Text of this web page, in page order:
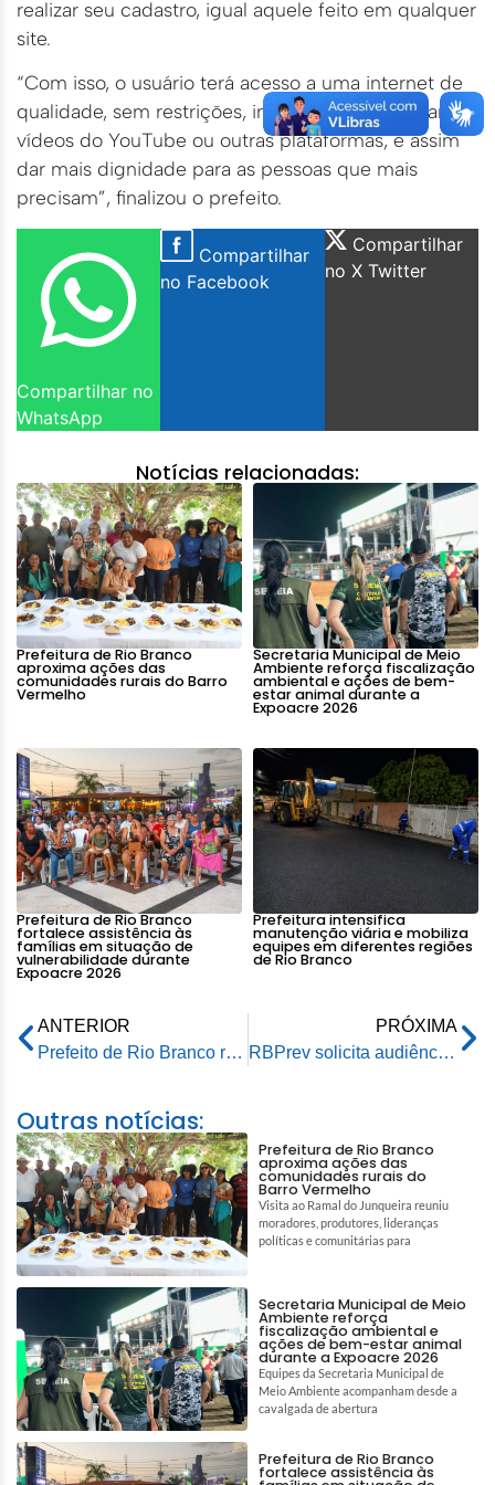
realizar seu cadastro, igual aquele feito em qualquer
site.
“Com isso, o usuário terá acesso a uma internet de
qualidade, sem restrições, inclusive para acessar
vídeos do YouTube ou outras plataformas, e assim
dar mais dignidade para as pessoas que mais
precisam”, finalizou o prefeito.
Compartilhar no
WhatsApp
Compartilhar
no Facebook
Compartilhar
no X Twitter
Notícias relacionadas:
Prefeitura de Rio Branco
aproxima ações das
comunidades rurais do Barro
Vermelho
Secretaria Municipal de Meio
Ambiente reforça fiscalização
ambiental e ações de bem-
estar animal durante a
Expoacre 2026
Prefeitura de Rio Branco
fortalece assistência às
famílias em situação de
vulnerabilidade durante
Expoacre 2026
Prefeitura intensifica
manutenção viária e mobiliza
equipes em diferentes regiões
de Rio Branco
ANTERIOR
Prefeito de Rio Branco recebe visita de deputado federal para tratarem sobre emendas parlamentares
PRÓXIMA
RBPrev solicita audiência pública na Câmara para apresentar balanço dos serviços prestados em 2024
Outras notícias:
Prefeitura de Rio Branco
aproxima ações das
comunidades rurais do
Barro Vermelho
Visita ao Ramal do Junqueira reuniu
moradores, produtores, lideranças
políticas e comunitárias para
Secretaria Municipal de Meio
Ambiente reforça
fiscalização ambiental e
ações de bem-estar animal
durante a Expoacre 2026
Equipes da Secretaria Municipal de
Meio Ambiente acompanham desde a
cavalgada de abertura
Prefeitura de Rio Branco
fortalece assistência às